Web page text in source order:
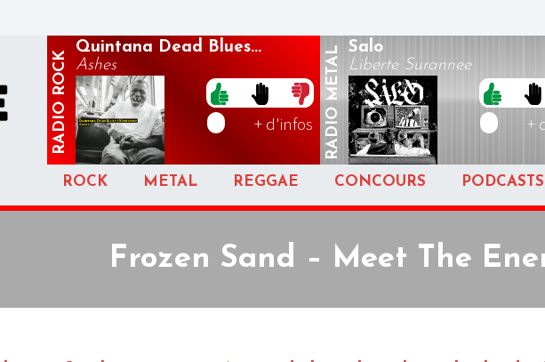
RADIO
ROCK
Quintana Dead Blues...
Ashes
+ d'infos RADIO
METAL Salo
Liberte Surannee
+
ROCK METAL REGGAE CONCOURS PODCASTS
Frozen Sand – Meet The